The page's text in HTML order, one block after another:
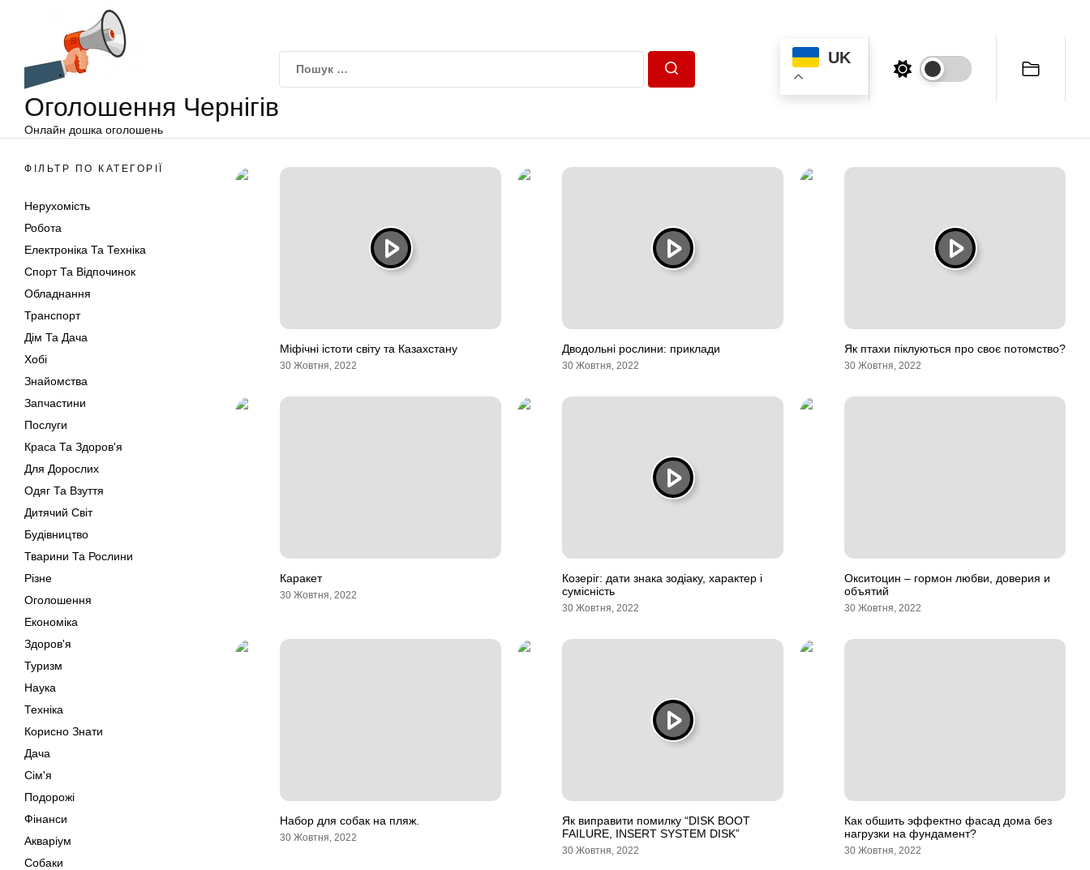
Оголошення Чернігів
Онлайн дошка оголошень
UK
ФІЛЬТР ПО КАТЕГОРІЇ
Нерухомість
Робота
Електроніка Та Техніка
Спорт Та Відпочинок
Обладнання
Транспорт
Дім Та Дача
Хобі
Знайомства
Запчастини
Послуги
Краса Та Здоров'я
Для Дорослих
Одяг Та Взуття
Дитячий Світ
Будівництво
Тварини Та Рослини
Різне
Оголошення
Економіка
Здоров'я
Туризм
Наука
Техніка
Корисно Знати
Дача
Сім'я
Подорожі
Фінанси
Акваріум
Собаки
Міфічні істоти світу та Казахстану
30 Жовтня, 2022
Дводольні рослини: приклади
30 Жовтня, 2022
Як птахи піклуються про своє потомство?
30 Жовтня, 2022
Каракет
30 Жовтня, 2022
Козеріг: дати знака зодіаку, характер і
сумісність
30 Жовтня, 2022
Окситоцин – гормон любви, доверия и
объятий
30 Жовтня, 2022
Набор для собак на пляж.
30 Жовтня, 2022
Як виправити помилку “DISK BOOT
FAILURE, INSERT SYSTEM DISK”
30 Жовтня, 2022
Как обшить эффектно фасад дома без
нагрузки на фундамент?
30 Жовтня, 2022